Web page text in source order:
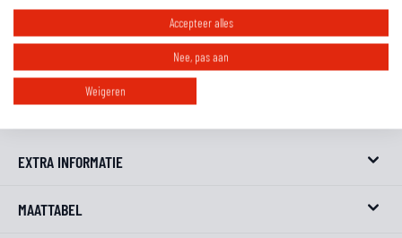
1 audiokabel, 2,5 mm naar 3,5 mm
1 USB-kabel
1 inbussleutel
EXTRA INFORMATIE
MAATTABEL
Accepteer alles
Nee, pas aan
Weigeren